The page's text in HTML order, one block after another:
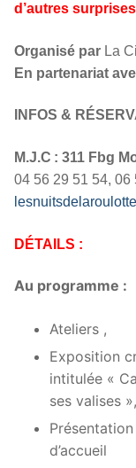
d’autres
Organisé par La
En partenariat
INFOS &
M.J.C : 311 Fbg
04 56 29 51 54, 06
DÉTAILS :
Au programme :
Ateliers ,
Exposition
intitulée «
ses valises »,
d’accueil